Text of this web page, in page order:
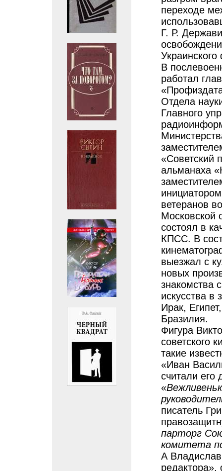
переходе
Г. Р.
В
работал
Отдела
Главного
«Советский
альманаха
ветеранов
Московской
состоял в
КПСС. В
выезжал с
новых
знакомства
искусства в
Ирак,
Бразилия.
Фигура
советского
такие
«Иван
считали его
«
писатель
парторг
комитета
А Владислав
редактора»,